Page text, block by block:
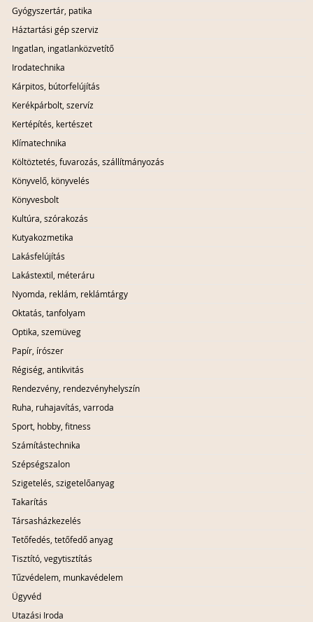
Gyógyszertár, patika
Háztartási gép szerviz
Ingatlan, ingatlanközvetítő
Irodatechnika
Kárpitos, bútorfelújítás
Kerékpárbolt, szervíz
Kertépítés, kertészet
Klímatechnika
Költöztetés, fuvarozás, szállítmányozás
Könyvelő, könyvelés
Könyvesbolt
Kultúra, szórakozás
Kutyakozmetika
Lakásfelújítás
Lakástextil, méteráru
Nyomda, reklám, reklámtárgy
Oktatás, tanfolyam
Optika, szemüveg
Papír, írószer
Régiség, antikvitás
Rendezvény, rendezvényhelyszín
Ruha, ruhajavítás, varroda
Sport, hobby, fitness
Számítástechnika
Szépségszalon
Szigetelés, szigetelőanyag
Takarítás
Társasházkezelés
Tetőfedés, tetőfedő anyag
Tisztító, vegytisztítás
Tűzvédelem, munkavédelem
Ügyvéd
Utazási Iroda